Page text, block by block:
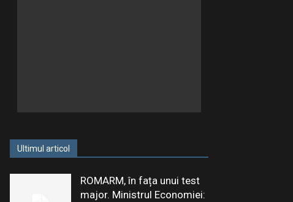
Ultimul articol
ROMARM, în fața unui test
major. Ministrul Economiei: